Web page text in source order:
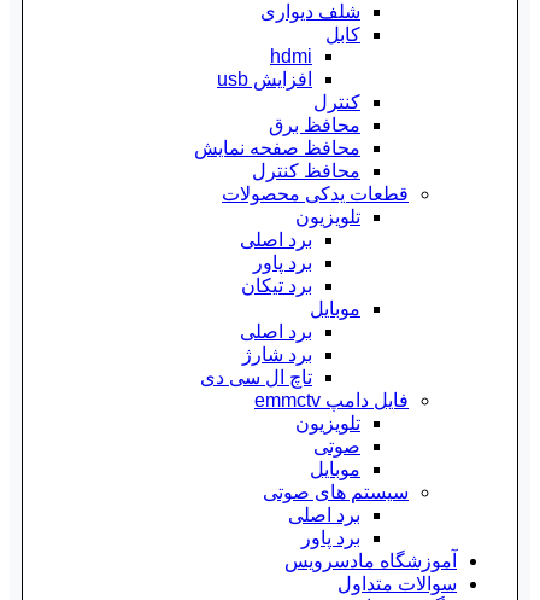
شلف دیواری
کابل
hdmi
افزایش usb
کنترل
محافظ برق
محافظ صفحه نمایش
محافظ کنترل
قطعات یدکی محصولات
تلویزیون
برد اصلی
برد پاور
برد تیکان
موبایل
برد اصلی
برد شارژ
تاچ ال سی دی
فایل دامپ emmctv
تلویزیون
صوتی
موبایل
سیستم های صوتی
برد اصلی
برد پاور
آموزشگاه مادسرویس
سوالات متداول